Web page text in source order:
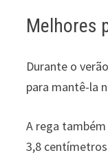
Melhores
Durante o
para mantê-la
A rega
3,8